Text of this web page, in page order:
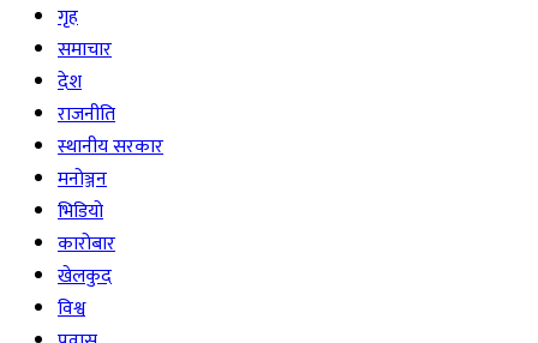
गृह
समाचार
देश
राजनीति
स्थानीय सरकार
मनोञ्जन
भिडियो
कारोबार
खेलकुद
विश्व